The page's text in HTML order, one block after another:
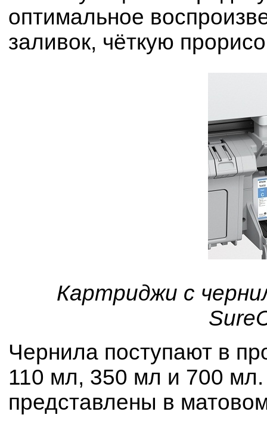
оптимальное
заливок, чёткую
Картриджи с
Чернила поступают в
110 мл, 350 мл и 700
представлены в